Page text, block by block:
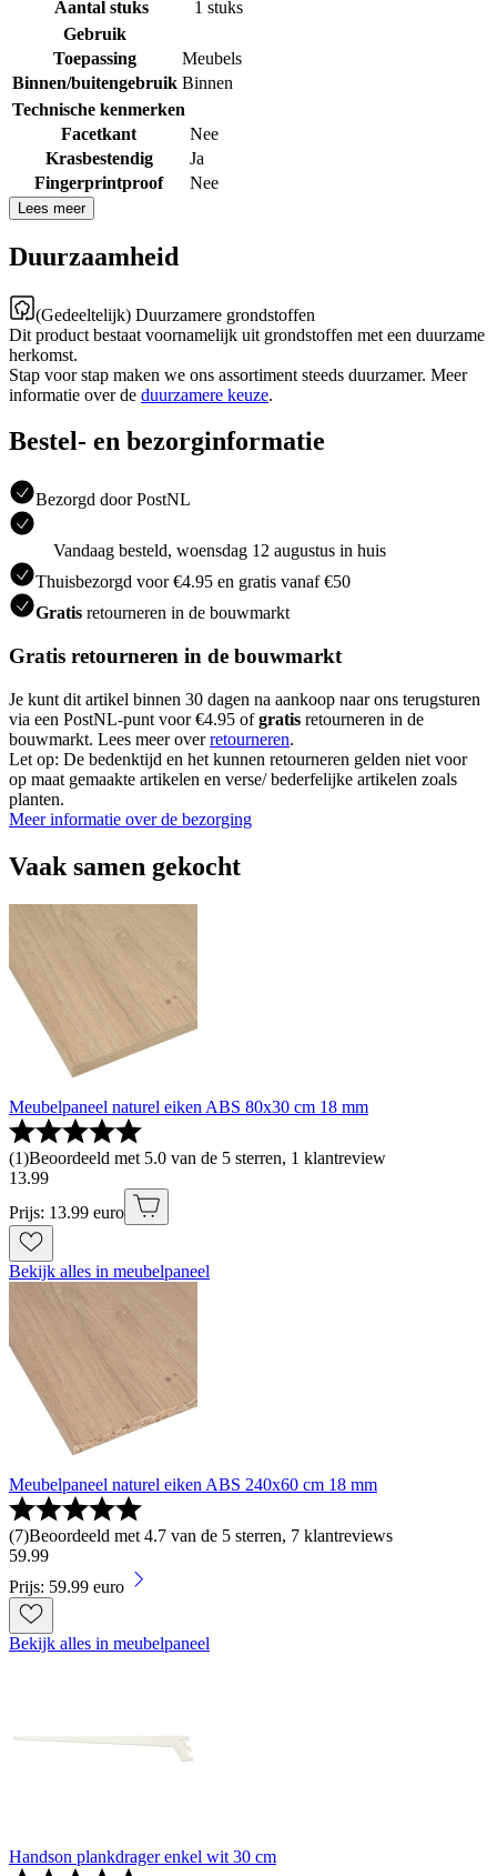
Aantal stuks
1 stuks
Gebruik
Toepassing
Meubels
Binnen/buitengebruik Binnen
Technische kenmerken
Facetkant
Nee
Krasbestendig
Ja
Fingerprintproof
Nee
Lees meer
Duurzaamheid
(Gedeeltelijk) Duurzamere grondstoffen
Dit product bestaat voornamelijk uit grondstoffen met een duurzame
herkomst.
Stap voor stap maken we ons assortiment steeds duurzamer. Meer
informatie over de duurzamere keuze.
Bestel- en bezorginformatie
Bezorgd door PostNL
Vandaag besteld, woensdag 12 augustus in huis
Thuisbezorgd voor €4.95 en gratis vanaf €50
Gratis retourneren in de bouwmarkt
Gratis retourneren in de bouwmarkt
Je kunt dit artikel binnen 30 dagen na aankoop naar ons terugsturen
via een PostNL-punt voor €4.95 ofgratis retourneren in de
bouwmarkt. Lees meer overretourneren.
Let op: De bedenktijd en het kunnen retourneren gelden niet voor
op maat gemaakte artikelen en verse/ bederfelijke artikelen zoals
planten.
Meer informatie over de bezorging
Vaak samen gekocht
Meubelpaneel naturel eiken ABS 80x30 cm 18 mm
(1)Beoordeeld met 5.0 van de 5 sterren, 1 klantreview
13.99
Prijs: 13.99 euro
Bekijk alles in meubelpaneel
Meubelpaneel naturel eiken ABS 240x60 cm 18 mm
(7)Beoordeeld met 4.7 van de 5 sterren, 7 klantreviews
59.99
Prijs: 59.99 euro
Bekijk alles in meubelpaneel
Handson plankdrager enkel wit 30 cm